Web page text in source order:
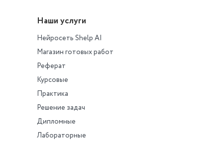
Наши услуги
Нейросеть Shelp AI
Магазин готовых работ
Реферат
Курсовые
Практика
Решение задач
Дипломные
Лабораторные